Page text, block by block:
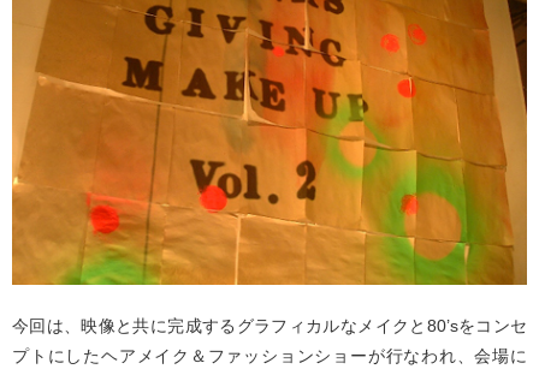
今回は、映像と共に完成するグラフィカルなメイクと80’sをコンセ
プトにしたヘアメイク＆ファッションショーが行なわれ、会場に